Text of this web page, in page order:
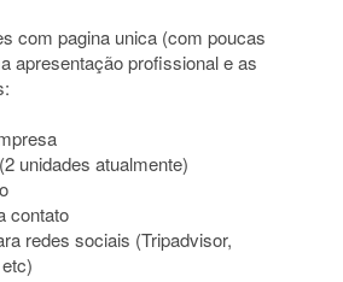
com pagina unica (com poucas
apresentação profissional e as
unidades atualmente)
contato
redes sociais (Tripadvisor,